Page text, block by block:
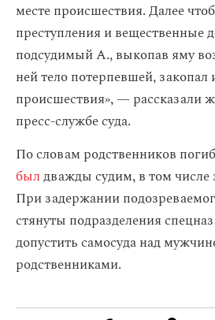
месте происшествия. Далее
преступления и вещественные
подсудимый А., выкопав яму
ней тело потерпевшей, закопал
происшествия», — рассказали
пресс-службе суда.
По словам родственников
былдважды судим, в том числе
При задержании
стянуты подразделения
допустить самосуда над
родственниками.